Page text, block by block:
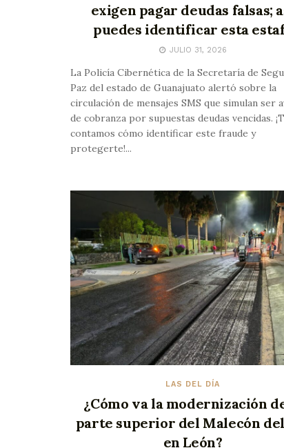
exigen pagar deudas falsas;
puedes identificar esta
JULIO 31, 2026
La Policía Cibernética de la Secretaría de
Paz del estado de Guanajuato alertó sobre la
circulación de mensajes SMS que simulan ser
de cobranza por supuestas deudas vencidas.
contamos cómo identificar este fraude y
protegerte!...
LAS DEL DÍA
¿Cómo va la modernización
parte superior del Malecón
en León?